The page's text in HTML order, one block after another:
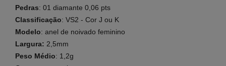
Pedras: 01 diamante 0,06 pts
Classificação: VS2 - Cor J ou K
Modelo: anel de noivado feminino
Largura: 2,5mm
Peso Médio: 1,2g